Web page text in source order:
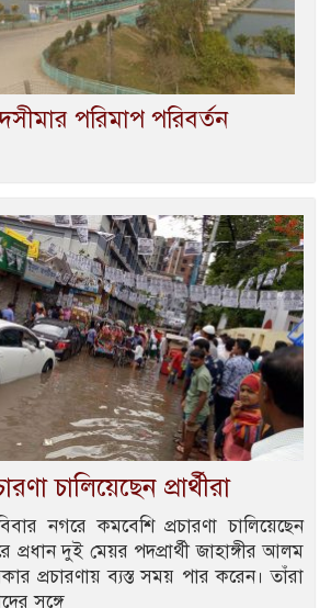
পরিমাপ পরিবর্তন
চালিয়েছেন প্রার্থীরা
নগরে কমবেশি প্রচারণা চালিয়েছেন
প্রধান দুই মেয়র পদপ্রার্থী জাহাঙ্গীর আলম
প্রচারণায় ব্যস্ত সময় পার করেন। তাঁরা
সঙ্গে